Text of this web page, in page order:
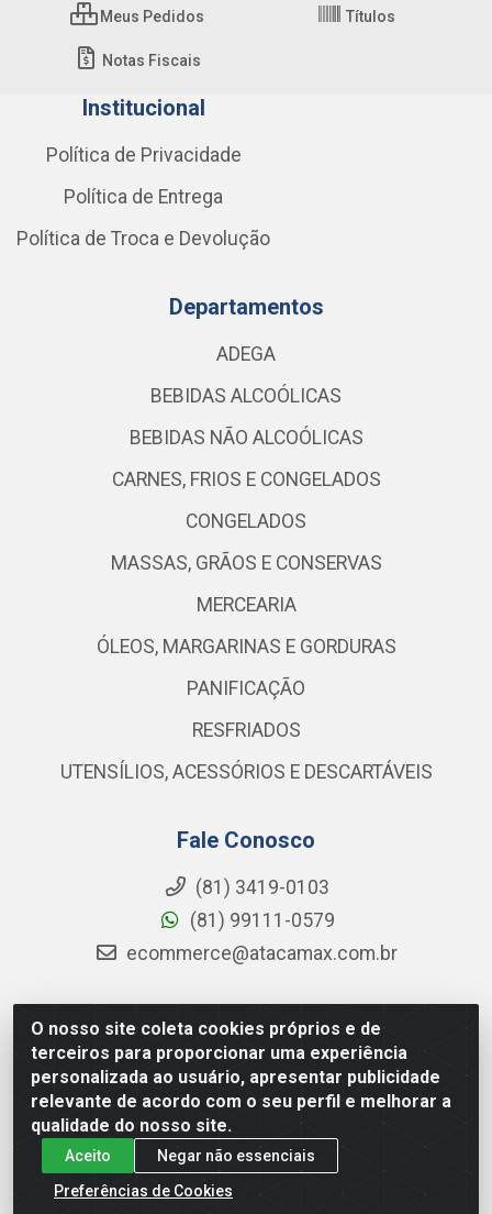
O nosso site coleta cookies próprios e de
terceiros para proporcionar uma experiência
personalizada ao usuário, apresentar publicidade
relevante de acordo com o seu perfil e melhorar a
qualidade do nosso site.
Aceito
Negar não essenciais
Preferências de Cookies
Meus Pedidos Títulos
Notas Fiscais
Institucional
Política de Privacidade
Política de Entrega
Política de Troca e Devolução
Departamentos
ADEGA
BEBIDAS ALCOÓLICAS
BEBIDAS NÃO ALCOÓLICAS
CARNES, FRIOS E CONGELADOS
CONGELADOS
MASSAS, GRÃOS E CONSERVAS
MERCEARIA
ÓLEOS, MARGARINAS E GORDURAS
PANIFICAÇÃO
RESFRIADOS
UTENSÍLIOS, ACESSÓRIOS E DESCARTÁVEIS
Fale Conosco
(81) 3419-0103
(81) 99111-0579
ecommerce@atacamax.com.br
Atacamax Importadora de Alimentos LTDA - RODOVIA BR-
101 - SUL, KM 79,60 GP E GALPAO:D - Muribeca, Jaboatão dos
Guararapes - PE, 54355-010 - CNPJ 08.305.623/0001-84